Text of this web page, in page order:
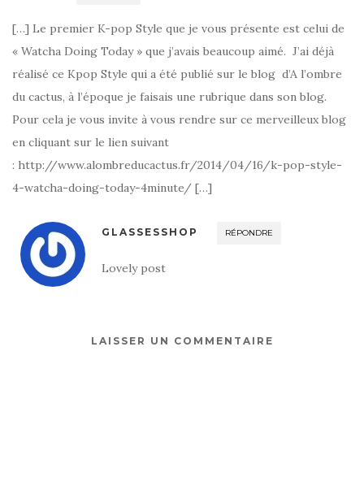
[…] Le premier K-pop Style que je vous présente est celui de
« Watcha Doing Today » que j’avais beaucoup aimé. J’ai déjà
réalisé ce Kpop Style qui a été publié sur le blog d’A l’ombre
du cactus, à l’époque je faisais une rubrique dans son blog.
Pour cela je vous invite à vous rendre sur ce merveilleux blog
en cliquant sur le lien suivant
: http://www.alombreducactus.fr/2014/04/16/k-pop-style-
4-watcha-doing-today-4minute/ […]
GLASSESSHOP RÉPONDRE
Lovely post
LAISSER UN COMMENTAIRE